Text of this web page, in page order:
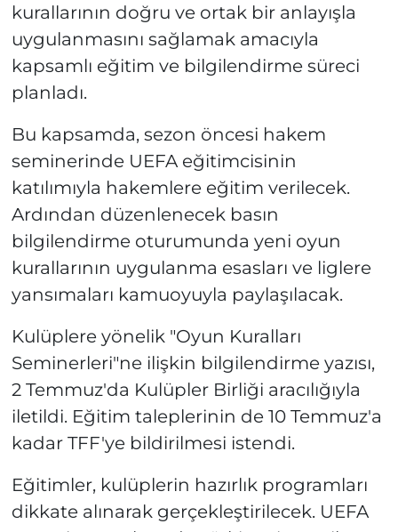
kurallarının doğru ve ortak bir anlayışla
uygulanmasını sağlamak amacıyla
kapsamlı eğitim ve bilgilendirme süreci
planladı.
Bu kapsamda, sezon öncesi hakem
seminerinde UEFA eğitimcisinin
katılımıyla hakemlere eğitim verilecek.
Ardından düzenlenecek basın
bilgilendirme oturumunda yeni oyun
kurallarının uygulanma esasları ve liglere
yansımaları kamuoyuyla paylaşılacak.
Kulüplere yönelik "Oyun Kuralları
Seminerleri"ne ilişkin bilgilendirme yazısı,
2 Temmuz'da Kulüpler Birliği aracılığıyla
iletildi. Eğitim taleplerinin de 10 Temmuz'a
kadar TFF'ye bildirilmesi istendi.
Eğitimler, kulüplerin hazırlık programları
dikkate alınarak gerçekleştirilecek. UEFA